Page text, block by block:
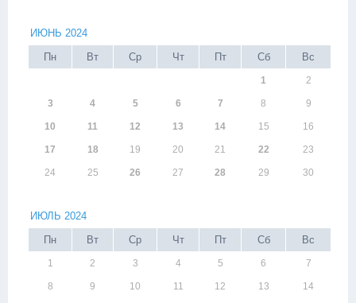
ИЮНЬ 2024
Пн
Вт Ср Чт Пт Сб Вс
1 2
3 4 5 6 7 8 9
10 11 12 13 14 15 16
17 18 19 20 21 22 23
24 25 26 27 28 29 30
ИЮЛЬ 2024
Пн
Вт Ср Чт Пт Сб Вс
1 2 3 4 5 6 7
8 9 10 11 12 13 14